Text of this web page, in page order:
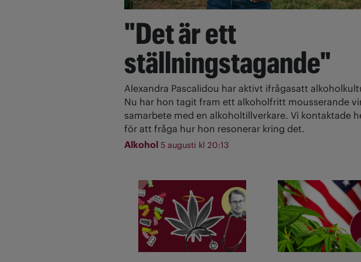
"Det är ett
ställningstagande"
Alexandra Pascalidou har aktivt ifrågasatt
Nu har hon tagit fram ett alkoholfritt mousserande
samarbete med en alkoholtillverkare. Vi kontaktade
för att fråga hur hon resonerar kring det.
Alkohol 5 augusti kl 20:13